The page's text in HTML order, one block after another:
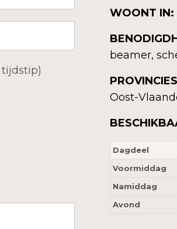
WOONT IN:
beamer,
Oost-
Dagdeel
Voormiddag
Namiddag
Avond